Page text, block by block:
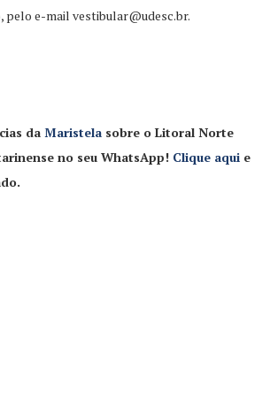
pelo e-mail vestibular@udesc.br.
da Maristela sobre o Litoral Norte
no seu WhatsApp! Clique aqui e